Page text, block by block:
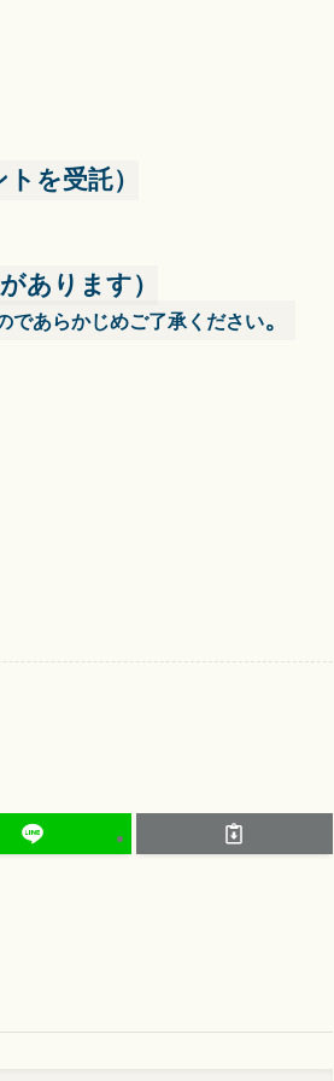
を受託）
あります）
あらかじめご了承ください。